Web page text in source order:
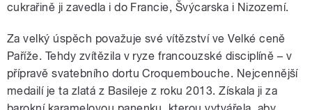
cukrařině ji zavedla i do Francie, Švýcarska i Nizozemí.
Za velký úspěch považuje své vítězství ve Velké ceně
Paříže. Tehdy zvítězila v ryze francouzské disciplíně – v
přípravě svatebního dortu Croquembouche. Nejcennější
medailí je ta zlatá z Basileje z roku 2013. Získala ji za